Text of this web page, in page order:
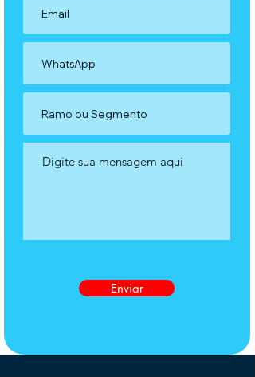
Enviar